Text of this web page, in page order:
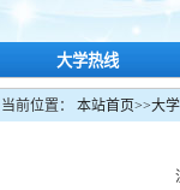
大学热线
当前位置： 本站首页>>大